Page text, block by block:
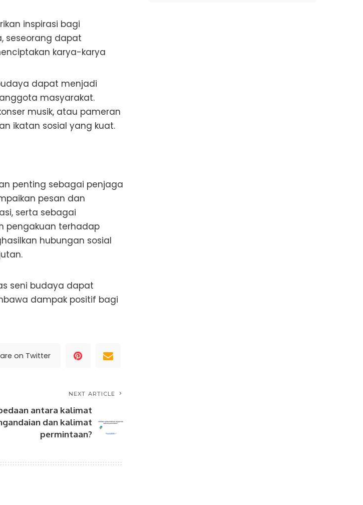
inspirasi bagi
seseorang dapat
karya-karya
dapat menjadi
masyarakat.
musik, atau pameran
ikatan sosial yang kuat.
penting sebagai penjaga
pesan dan
serta sebagai
pengakuan terhadap
hubungan sosial
seni budaya dapat
dampak positif bagi
on Twitter
NEXT ARTICLE
antara kalimat
dan kalimat
permintaan?